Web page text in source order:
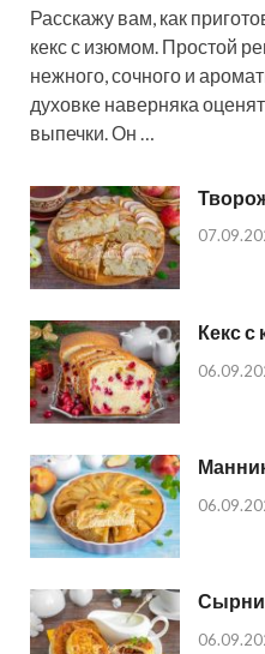
Расскажу вам, как
кекс с изюмом. Простой
нежного, сочного и
духовке наверняка
выпечки. Он …
Кекс с